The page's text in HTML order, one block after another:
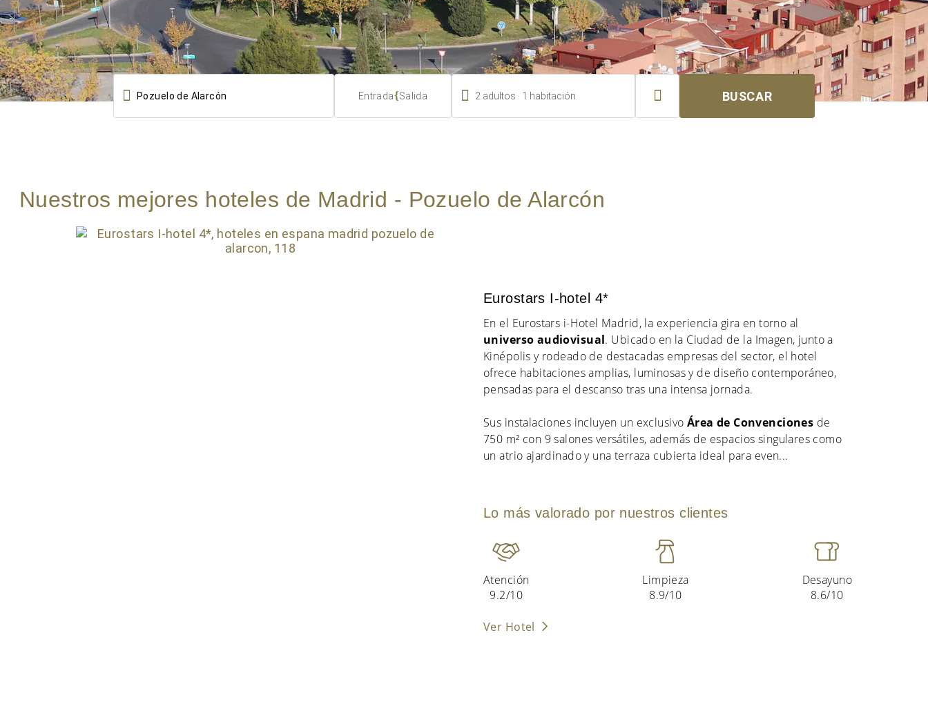
 Entrada{Salida  2 adultos 1 habitación  BUSCAR
Nuestros mejores hoteles de Madrid - Pozuelo de Alarcón
Eurostars I-hotel 4*
En el Eurostars i-Hotel Madrid, la experiencia gira en torno al
universo audiovisual. Ubicado en la Ciudad de la Imagen, junto a
Kinépolis y rodeado de destacadas empresas del sector, el hotel
ofrece habitaciones amplias, luminosas y de diseño contemporáneo,
pensadas para el descanso tras una intensa jornada.
Sus instalaciones incluyen un exclusivo Área de Convenciones de
750 m² con 9 salones versátiles, además de espacios singulares como
un atrio ajardinado y una terraza cubierta ideal para even...
Lo más valorado por nuestros clientes
Atención
9.2/10
Limpieza
8.9/10
Desayuno
8.6/10
Ver Hotel